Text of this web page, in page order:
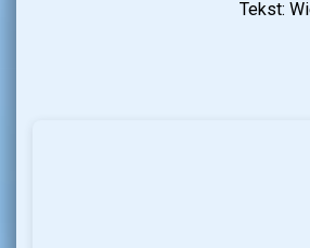
Tekst: